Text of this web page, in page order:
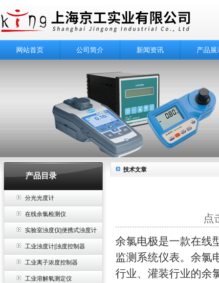
网站首页 公司简介 新闻资讯 产品展
产品目录
分光光度计
在线余氯检测仪
实验室浊度仪|便携式浊度计
工业浊度计|浊度控制器
工业离子浓度控制器
工业溶解氧测定仪
技术文章
点
余氯电极是一款在线
监测系统仪表。余氯
行业、灌装行业的余